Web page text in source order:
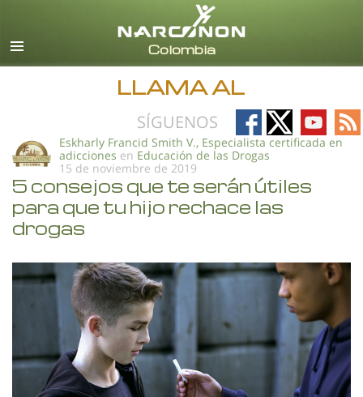
Español
Todas las Regiones/Idiomas
LLAMA AL
SÍGUENOS
Follow
on
Facebook
Follow
on
Follow
on
on
Eskharly Francid Smith V., Especialista certificada en
adicciones en Educación de las Drogas
15 de noviembre de 2019
5 consejos que te serán útiles
para que tu hijo rechace las
drogas